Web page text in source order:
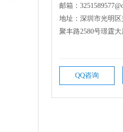
邮箱：
地址：深圳市光明
聚丰路2580号璟霆大
QQ咨询